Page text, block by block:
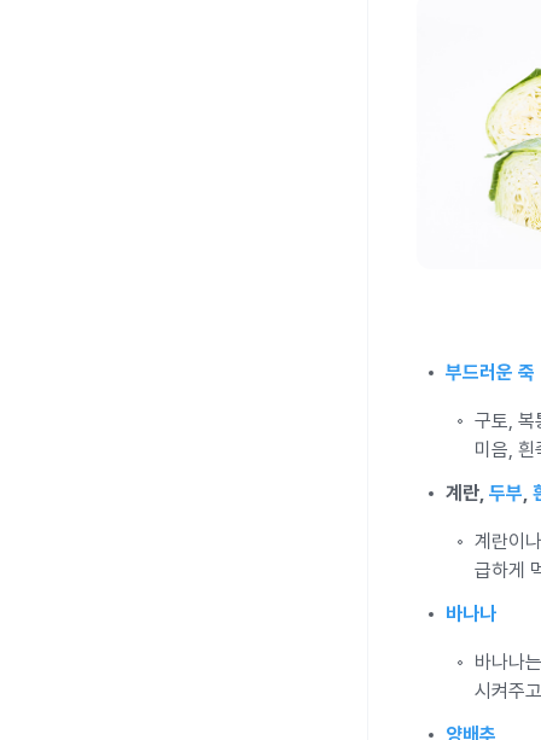
부드러운 죽
구토, 복
미음, 흰
계란, 두부,
계란이
급하게
바나나
바나나
시켜주
양배추